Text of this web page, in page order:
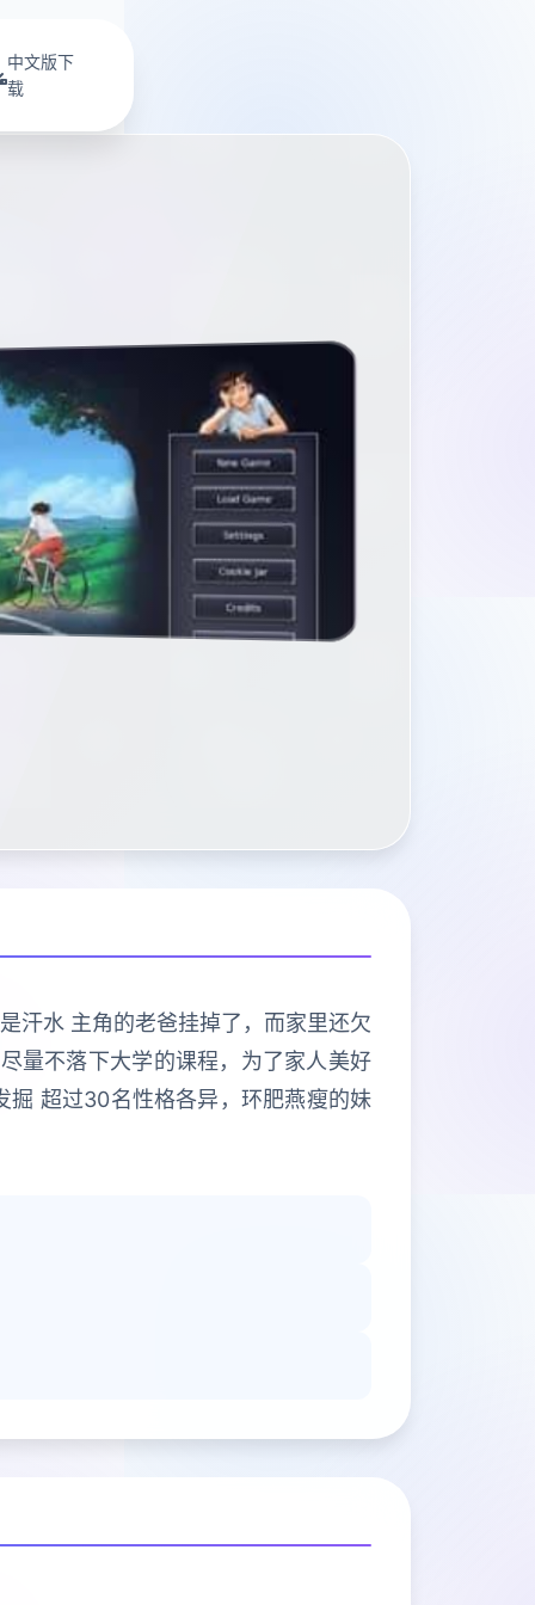
中文版下
载
汗水 主角的老爸挂掉了，而家里还欠
量不落下大学的课程，为了家人美好
超过30名性格各异，环肥燕瘦的妹